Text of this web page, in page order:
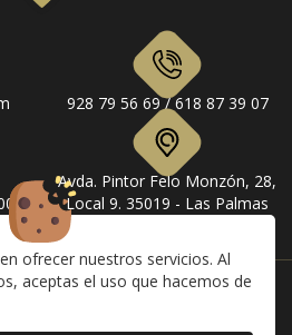
ofrecer nuestros servicios. Al
aceptas el uso que hacemos de
928 79 56 69 / 618 87 39 07
Avda. Pintor Felo Monzón, 28,
Local 9. 35019 - Las Palmas
Facebook